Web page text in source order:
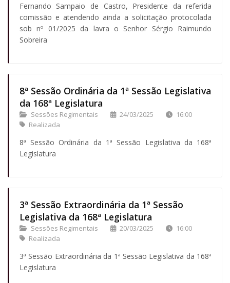
Fernando Sampaio de Castro, Presidente da referida
comissão e atendendo ainda a solicitação protocolada
sob nº 01/2025 da lavra o Senhor Sérgio Raimundo
Sobreira
8ª Sessão Ordinária da 1ª Sessão Legislativa
da 168ª Legislatura
Sessões Regimentais 24/03/2025
16:00
Realizada
8ª Sessão Ordinária da 1ª Sessão Legislativa da 168ª
Legislatura
3ª Sessão Extraordinária da 1ª Sessão
Legislativa da 168ª Legislatura
Sessões Regimentais 20/03/2025
16:00
Realizada
3ª Sessão Extraordinária da 1ª Sessão Legislativa da 168ª
Legislatura